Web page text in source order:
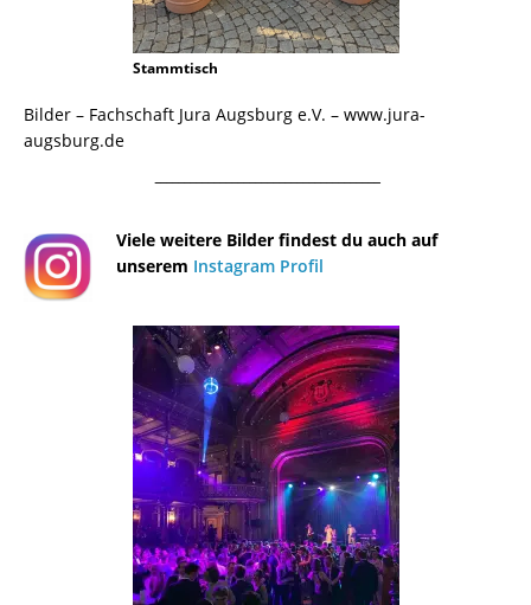
Stammtisch
Bilder – Fachschaft Jura Augsburg e.V. – www.jura-
augsburg.de
¯¯¯¯¯¯¯¯¯¯¯¯¯¯¯¯¯¯¯¯¯¯¯¯¯¯¯¯¯¯¯¯¯¯¯¯¯¯
Viele weitere Bilder findest du auch auf
unserem Instagram Profil